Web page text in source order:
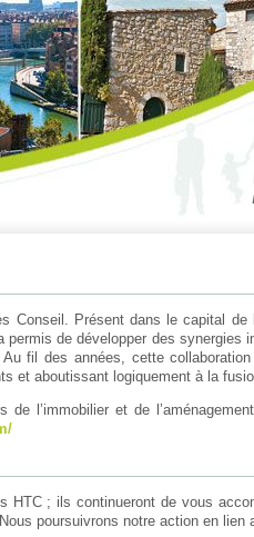
Conseil. Présent dans le capital
permis de développer des synergies
fil des années, cette
et aboutissant logiquement à la
l’immobilier et de
HTC ; ils continueront de vous
poursuivrons notre action en lien